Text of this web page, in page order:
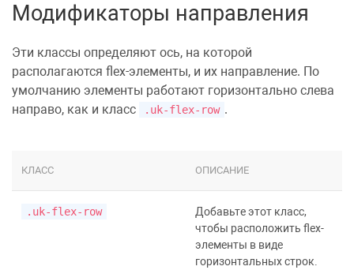
Модификаторы направления
Эти классы определяют ось, на которой
располагаются flex-элементы, и их направление. По
умолчанию элементы работают горизонтально слева
направо, как и класс
.uk-flex-row .
КЛАСС ОПИСАНИЕ
.uk-flex-row
Добавьте этот класс,
чтобы расположить flex-
элементы в виде
горизонтальных строк.